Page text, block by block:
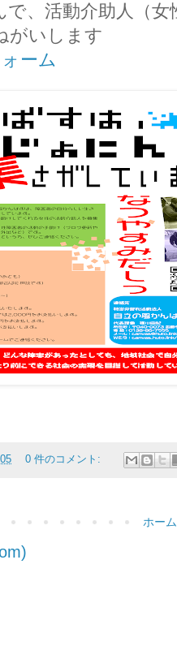
で、活動介助人（女
がいします
ーム
0 件のコメント:
ホーム